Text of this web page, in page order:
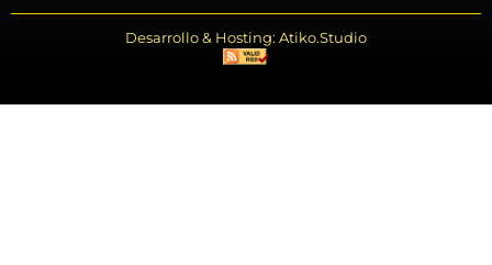
Desarrollo & Hosting: Atiko.Studio